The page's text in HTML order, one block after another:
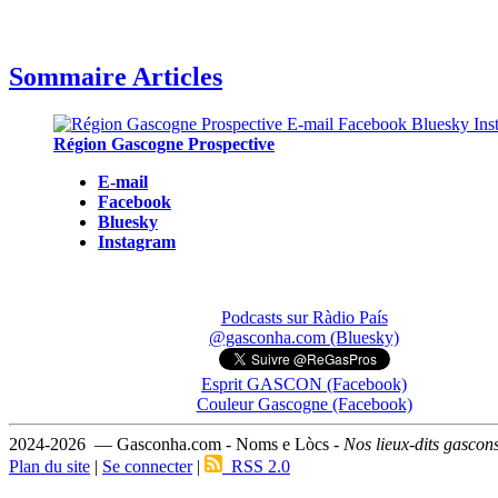
Sommaire Articles
Région Gascogne Prospective
E-mail
Facebook
Bluesky
Instagram
Podcasts sur Ràdio País
@gasconha.com (Bluesky)
Esprit GASCON (Facebook)
Couleur Gascogne (Facebook)
2024-2026 — Gasconha.com - Noms e Lòcs - Nos lieux-dits
Plan du site | Se connecter| RSS 2.0